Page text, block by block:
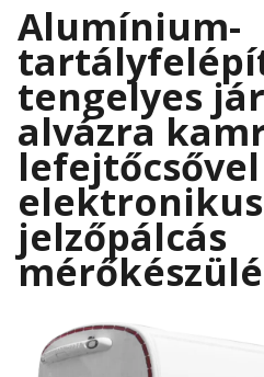
Alumínium-
tengelyes
alvázra
elektronikus
jelzőpálcás